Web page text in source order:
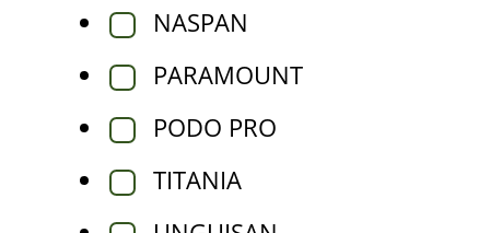
NASPAN
PARAMOUNT
PODO PRO
TITANIA